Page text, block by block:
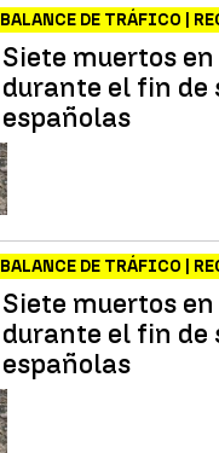
BALANCE DE TRÁFICO |
Siete muertos
durante el fin de
españolas
BALANCE DE TRÁFICO |
Siete muertos
durante el fin de
españolas